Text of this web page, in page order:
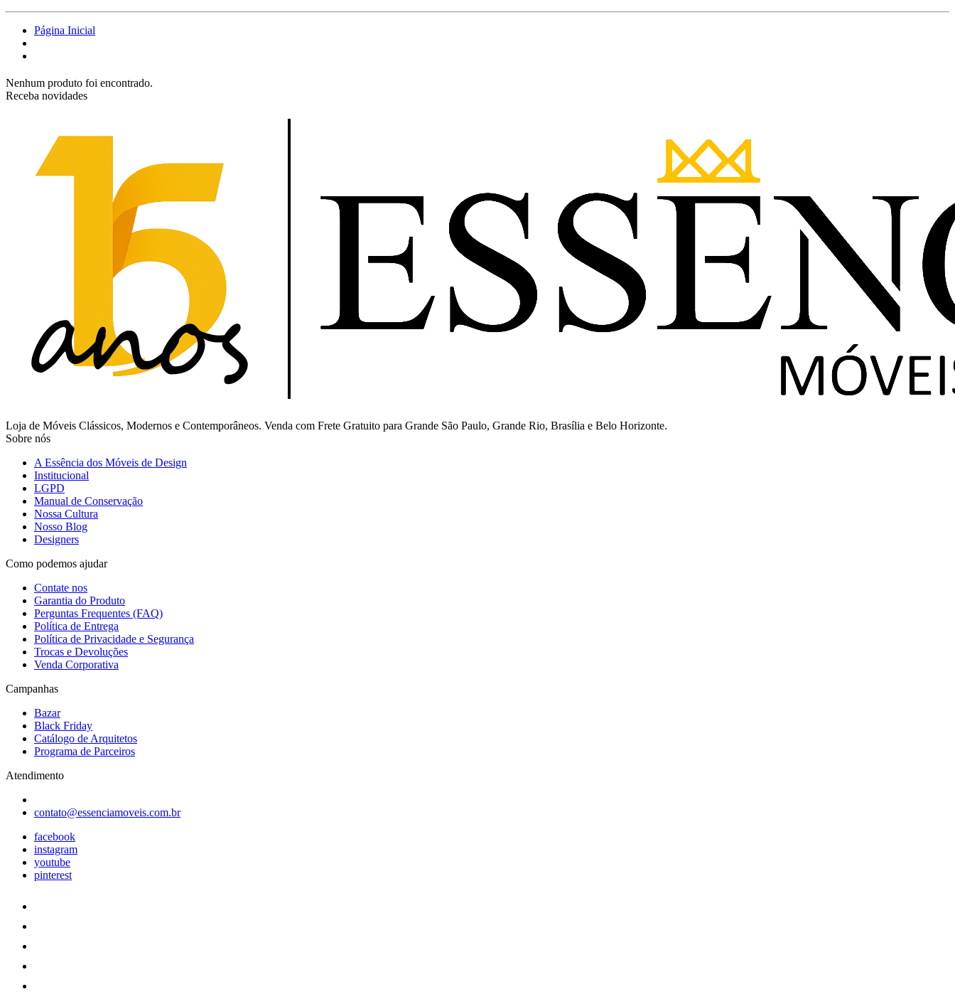
Página Inicial
Nenhum produto foi encontrado.
Receba novidades
Loja de Móveis Clássicos, Modernos e Contemporâneos. Venda com Frete Gratuito para Grande São Paulo, Grande Rio, Brasília e Belo Horizonte.
Sobre nós
A Essência dos Móveis de Design
Institucional
LGPD
Manual de Conservação
Nossa Cultura
Nosso Blog
Designers
Como podemos ajudar
Contate nos
Garantia do Produto
Perguntas Frequentes (FAQ)
Política de Entrega
Política de Privacidade e Segurança
Trocas e Devoluções
Venda Corporativa
Campanhas
Bazar
Black Friday
Catálogo de Arquitetos
Programa de Parceiros
Atendimento
contato@essenciamoveis.com.br
facebook
instagram
youtube
pinterest